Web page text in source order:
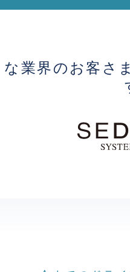
業界のお客さ